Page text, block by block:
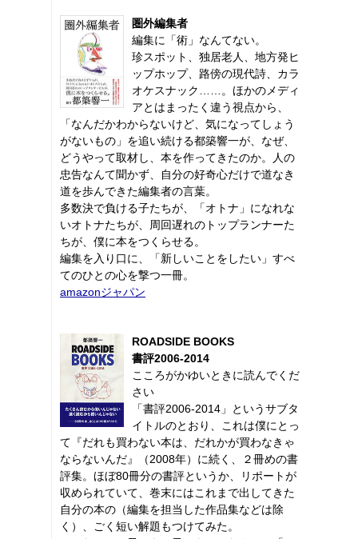
圏外編集者
編集に「術」なんてない。
珍スポット、独居老人、地方発ヒ
ップホップ、路傍の現代詩、カラ
オケスナック……。ほかのメディ
アとはまったく違う視点から、
「なんだかわからないけど、気になってしょう
がないもの」を追い続ける都築響一が、なぜ、
どうやって取材し、本を作ってきたのか。人の
忠告なんて聞かず、自分の好奇心だけで道なき
道を歩んできた編集者の言葉。
多数決で負ける子たちが、「オトナ」になれな
いオトナたちが、周回遅れのトップランナーた
ちが、僕に本をつくらせる。
編集を入り口に、「新しいことをしたい」すべ
てのひとの心を撃つ一冊。
amazonジャパン
ROADSIDE BOOKS
書評2006-2014
こころがかゆいときに読んでくだ
さい
「書評2006-2014」というサブタ
イトルのとおり、これは僕にとっ
て『だれも買わない本は、だれかが買わなきゃ
ならないんだ』（2008年）に続く、２冊めの書
評集。ほぼ80冊分の書評というか、リポートが
収められていて、巻末にはこれまで出してきた
自分の本の（編集を担当した作品集などは除
く）、ごく短い解題もつけてみた。